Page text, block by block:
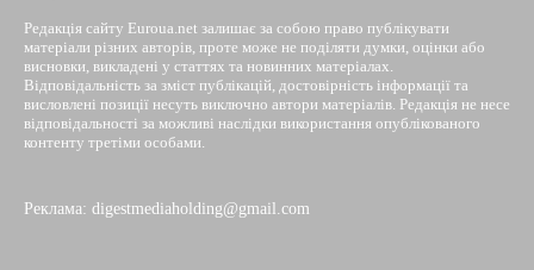
Редакція сайту Euroua.net залишає за собою право публікувати
матеріали різних авторів, проте може не поділяти думки, оцінки або
висновки, викладені у статтях та новинних матеріалах.
Відповідальність за зміст публікацій, достовірність інформації та
висловлені позиції несуть виключно автори матеріалів. Редакція не несе
відповідальності за можливі наслідки використання опублікованого
контенту третіми особами.
Реклама: digestmediaholding@gmail.com